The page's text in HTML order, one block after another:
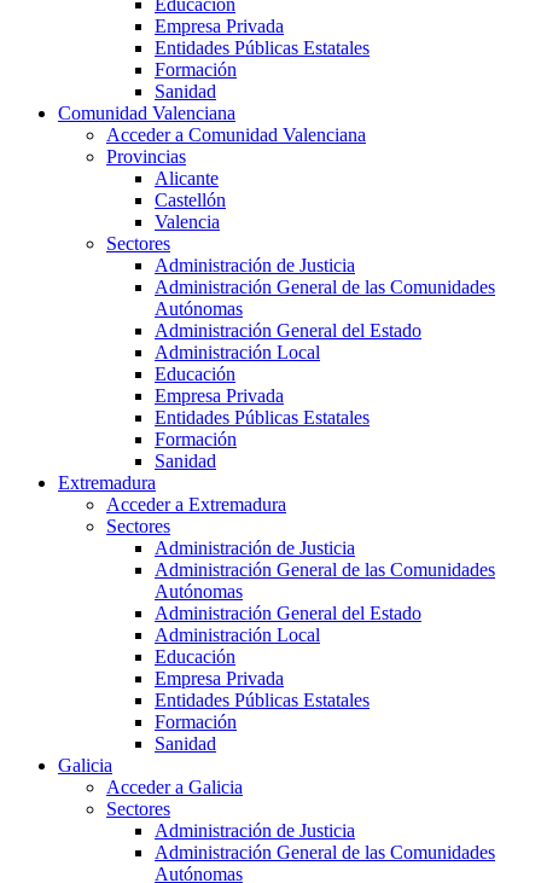
Educación
Empresa Privada
Entidades Públicas Estatales
Formación
Sanidad
Comunidad Valenciana
Acceder a Comunidad Valenciana
Provincias
Alicante
Castellón
Valencia
Sectores
Administración de Justicia
Administración General de las Comunidades
Autónomas
Administración General del Estado
Administración Local
Educación
Empresa Privada
Entidades Públicas Estatales
Formación
Sanidad
Extremadura
Acceder a Extremadura
Sectores
Administración de Justicia
Administración General de las Comunidades
Autónomas
Administración General del Estado
Administración Local
Educación
Empresa Privada
Entidades Públicas Estatales
Formación
Sanidad
Galicia
Acceder a Galicia
Sectores
Administración de Justicia
Administración General de las Comunidades
Autónomas